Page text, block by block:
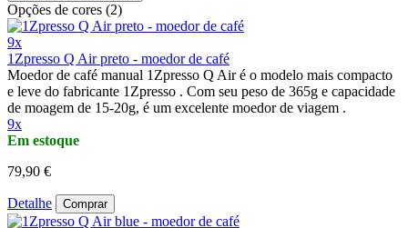
Opções de cores (2)
9x
1Zpresso Q Air preto - moedor de café
Moedor de café manual 1Zpresso Q Air é o modelo mais compacto
e leve do fabricante 1Zpresso . Com seu peso de 365g e capacidade
de moagem de 15-20g, é um excelente moedor de viagem .
9x
Em estoque
79,90 €
Detalhe Comprar